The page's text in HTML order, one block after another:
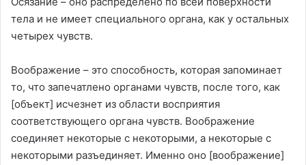
тела и не имеет специального органа, как у остальных
четырех чувств.
Воображение – это способность, которая запоминает
то, что запечатлено органами чувств, после того, как
[объект] исчезнет из области восприятия
соответствующего органа чувств. Воображение
соединяет некоторые с некоторыми, а некоторые с
некоторыми разъединяет. Именно оно [воображение]